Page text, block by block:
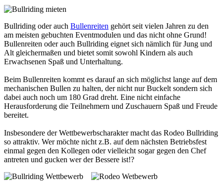
Bullriding oder auch Bullenreiten gehört seit vielen Jahren zu den
am meisten gebuchten Eventmodulen und das nicht ohne Grund!
Bullenreiten oder auch Bullriding eignet sich nämlich für Jung und
Alt gleichermaßen und bietet somit sowohl Kindern als auch
Erwachsenen Spaß und Unterhaltung.
Beim Bullenreiten kommt es darauf an sich möglichst lange auf dem
mechanischen Bullen zu halten, der nicht nur Buckelt sondern sich
dabei auch noch um 180 Grad dreht. Eine nicht einfache
Herausforderung die Teilnehmern und Zuschauern Spaß und Freude
bereitet.
Insbesondere der Wettbewerbscharakter macht das Rodeo Bullriding
so attraktiv. Wer möchte nicht z.B. auf dem nächsten Betriebsfest
einmal gegen den Kollegen oder vielleicht sogar gegen den Chef
antreten und gucken wer der Bessere ist!?